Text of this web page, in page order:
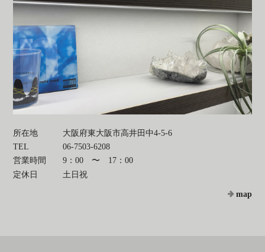
所在地
大阪府東大阪市高井田中4-5-6
TEL
06-7503-6208
営業時間
9：00 〜 17：00
定休日
土日祝
map